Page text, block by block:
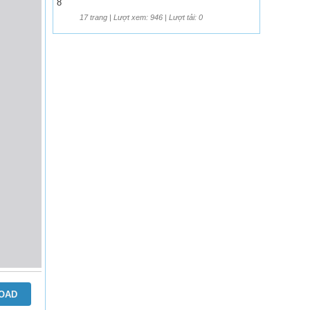
8
17 trang | Lượt xem: 946 | Lượt tải: 0